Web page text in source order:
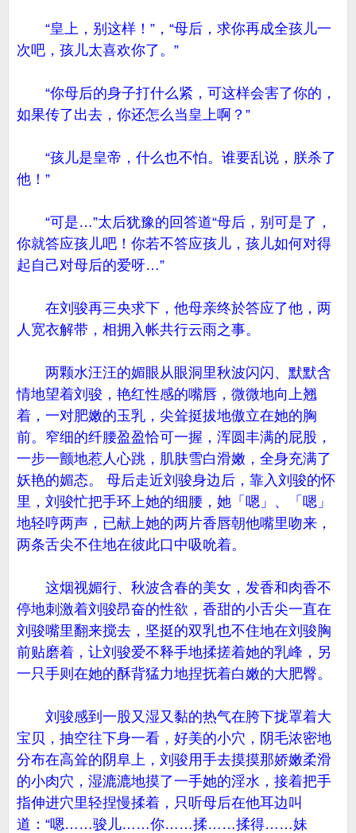
“皇上，别这样！”，“母后，求你再成全孩儿一
次吧，孩儿太喜欢你了。”
“你母后的身子打什么紧，可这样会害了你的，
如果传了出去，你还怎么当皇上啊？”
“孩儿是皇帝，什么也不怕。谁要乱说，朕杀了
他！”
“可是…”太后犹豫的回答道“母后，别可是了，
你就答应孩儿吧！你若不答应孩儿，孩儿如何对得
起自己对母后的爱呀…”
在刘骏再三央求下，他母亲终於答应了他，两
人宽衣解带，相拥入帐共行云雨之事。
两颗水汪汪的媚眼从眼洞里秋波闪闪、默默含
情地望着刘骏，艳红性感的嘴唇，微微地向上翘
着，一对肥嫩的玉乳，尖耸挺拔地傲立在她的胸
前。窄细的纤腰盈盈恰可一握，浑圆丰满的屁股，
一步一颤地惹人心跳，肌肤雪白滑嫩，全身充满了
妖艳的媚态。 母后走近刘骏身边后，靠入刘骏的怀
里，刘骏忙把手环上她的细腰，她「嗯」、「嗯」
地轻哼两声，已献上她的两片香唇朝他嘴里吻来，
两条舌尖不住地在彼此口中吸吮着。
这烟视媚行、秋波含春的美女，发香和肉香不
停地刺激着刘骏昂奋的性欲，香甜的小舌尖一直在
刘骏嘴里翻来搅去，坚挺的双乳也不住地在刘骏胸
前贴磨着，让刘骏爱不释手地揉搓着她的乳峰，另
一只手则在她的酥背猛力地捏抚着白嫩的大肥臀。
刘骏感到一股又湿又黏的热气在胯下拢罩着大
宝贝，抽空往下身一看，好美的小穴，阴毛浓密地
分布在高耸的阴阜上，刘骏用手去摸摸那娇嫩柔滑
的小肉穴，湿漉漉地摸了一手她的淫水，接着把手
指伸进穴里轻捏慢揉着，只听母后在他耳边叫
道：“嗯……骏儿……你……揉……揉得……妹